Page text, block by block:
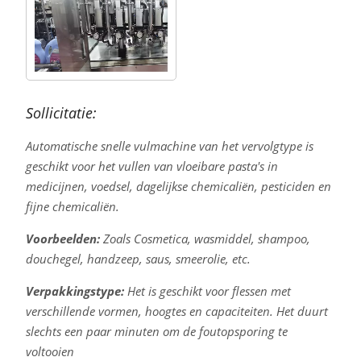
Sollicitatie:
Automatische snelle vulmachine van het vervolgtype is
geschikt voor het vullen van vloeibare pasta's in
medicijnen, voedsel, dagelijkse chemicaliën, pesticiden en
fijne chemicaliën.
Voorbeelden:Zoals Cosmetica, wasmiddel, shampoo,
douchegel, handzeep, saus, smeerolie, etc.
Verpakkingstype: Het is geschikt voor flessen met
verschillende vormen, hoogtes en capaciteiten. Het duurt
slechts een paar minuten om de foutopsporing te
voltooien